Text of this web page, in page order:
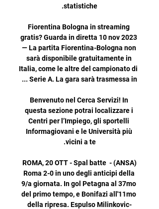
Fiorentina Bologna in streaming
gratis? Guarda in diretta 10 nov 2023
— La partita Fiorentina-Bologna non
sarà disponibile gratuitamente in
Italia, come le altre del campionato di
Benvenuto nel Cerca Servizi! In
questa sezione potrai localizzare i
Centri per l’Impiego, gli sportelli
Informagiovani e le Università più
(ANSA) - ROMA, 20 OTT - Spal batte
Roma 2-0 in uno degli anticipi della
9/a giornata. In gol Petagna al 37mo
del primo tempo, e Bonifazi all'11mo
della ripresa. Espulso Milinkovic-